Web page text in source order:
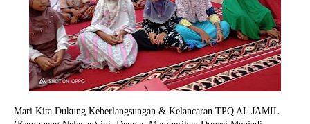
Mari Kita Dukung Keberlangsungan & Kelancaran TPQ AL JAMIL